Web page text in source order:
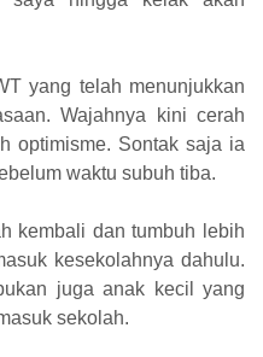
yang telah menunjukkan
Wajahnya kini cerah
optimisme. Sontak saja ia
waktu subuh tiba.
kembali dan tumbuh lebih
kesekolahnya dahulu.
juga anak kecil yang
sekolah.